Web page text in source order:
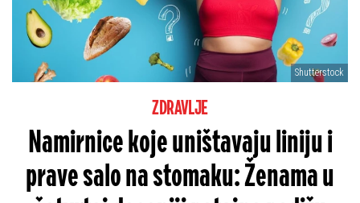
Shutterstock
ZDRAVLJE
Namirnice koje uništavaju liniju i
prave salo na stomaku: Ženama u